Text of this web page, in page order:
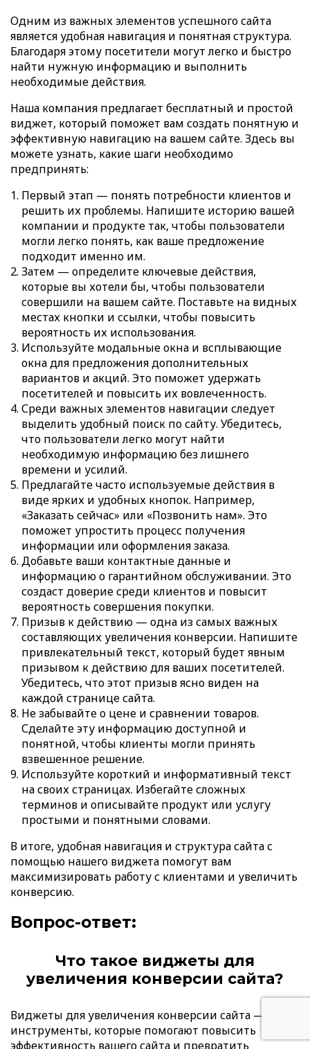
Одним из важных элементов успешного сайта
является удобная навигация и понятная структура.
Благодаря этому посетители могут легко и быстро
найти нужную информацию и выполнить
необходимые действия.
Наша компания предлагает бесплатный и простой
виджет, который поможет вам создать понятную и
эффективную навигацию на вашем сайте. Здесь вы
можете узнать, какие шаги необходимо
предпринять:
Первый этап — понять потребности клиентов и
решить их проблемы. Напишите историю вашей
компании и продукте так, чтобы пользователи
могли легко понять, как ваше предложение
подходит именно им.
Затем — определите ключевые действия,
которые вы хотели бы, чтобы пользователи
совершили на вашем сайте. Поставьте на видных
местах кнопки и ссылки, чтобы повысить
вероятность их использования.
Используйте модальные окна и всплывающие
окна для предложения дополнительных
вариантов и акций. Это поможет удержать
посетителей и повысить их вовлеченность.
Среди важных элементов навигации следует
выделить удобный поиск по сайту. Убедитесь,
что пользователи легко могут найти
необходимую информацию без лишнего
времени и усилий.
Предлагайте часто используемые действия в
виде ярких и удобных кнопок. Например,
«Заказать сейчас» или «Позвонить нам». Это
поможет упростить процесс получения
информации или оформления заказа.
Добавьте ваши контактные данные и
информацию о гарантийном обслуживании. Это
создаст доверие среди клиентов и повысит
вероятность совершения покупки.
Призыв к действию — одна из самых важных
составляющих увеличения конверсии. Напишите
привлекательный текст, который будет явным
призывом к действию для ваших посетителей.
Убедитесь, что этот призыв ясно виден на
каждой странице сайта.
Не забывайте о цене и сравнении товаров.
Сделайте эту информацию доступной и
понятной, чтобы клиенты могли принять
взвешенное решение.
Используйте короткий и информативный текст
на своих страницах. Избегайте сложных
терминов и описывайте продукт или услугу
простыми и понятными словами.
В итоге, удобная навигация и структура сайта с
помощью нашего виджета помогут вам
максимизировать работу с клиентами и увеличить
конверсию.
Вопрос-ответ:
Что такое виджеты для
увеличения конверсии сайта?
Виджеты для увеличения конверсии сайта — это
инструменты, которые помогают повысить
эффективность вашего сайта и превратить